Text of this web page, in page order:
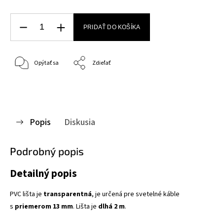
PRIDAŤ DO KOŠÍKA
Opýtať sa Zdieľať
Popis Diskusia
Podrobný popis
Detailný popis
PVC lišta je transparentná, je určená pre svetelné káble
s priemerom 13 mm. Lišta je dlhá 2 m.